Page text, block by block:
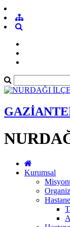
Kurumsal